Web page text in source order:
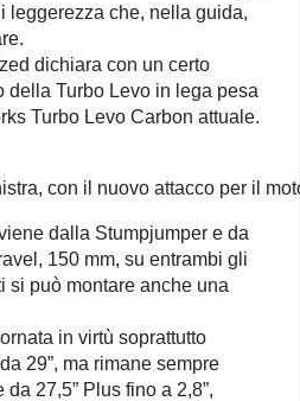
leggerezza che, nella guida,
dichiara con un certo
della Turbo Levo in lega pesa
Turbo Levo Carbon attuale.
con il nuovo attacco per il
dalla Stumpjumper e da
150 mm, su entrambi gli
si può montare anche una
in virtù soprattutto
29”, ma rimane sempre
27,5” Plus fino a 2,8”,